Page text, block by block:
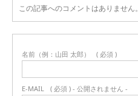
この記事へのコメントはありません。
名前（例：山田 太郎） ( 必須 )
E-MAIL ( 必須 ) - 公開されません -